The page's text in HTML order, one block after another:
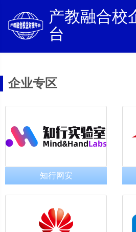
产教融合校
台
企业专区
知行网安